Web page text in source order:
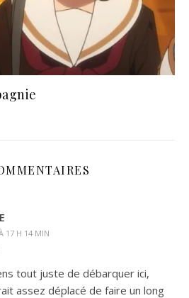
17 H 14 MIN
tout juste de débarquer ici,
assez déplacé de faire un long